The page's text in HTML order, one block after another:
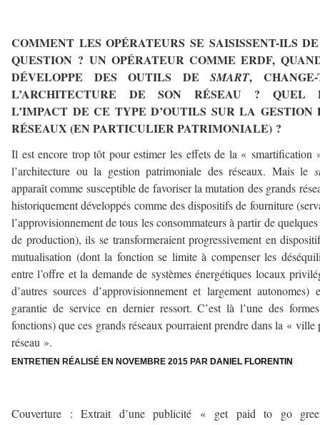
COMMENT LES OPÉRATEURS SE SAISISSENT-ILS
QUESTION ? UN OPÉRATEUR COMME ERDF,
DÉVELOPPE DES OUTILS DESMART,
L’ARCHITECTURE DE SON RÉSEAU ? QUEL
L’IMPACT DE CE TYPE D’OUTILS SUR LA GESTION
RÉSEAUX (EN PARTICULIER PATRIMONIALE) ?
Il est encore trop tôt pour estimer les effets de la « smartification
l’architecture ou la gestion patrimoniale des réseaux. Mais le
apparaît comme susceptible de favoriser la mutation des grands
historiquement développés comme des dispositifs de fourniture
l’approvisionnement de tous les consommateurs à partir de quelques
de production), ils se transformeraient progressivement en
mutualisation (dont la fonction se limite à compenser les
entre l’offre et la demande de systèmes énergétiques locaux
d’autres sources d’approvisionnement et largement autonomes)
garantie de service en dernier ressort. C’est là l’une des
fonctions) que ces grands réseaux pourraient prendre dans la « ville
réseau ».
ENTRETIEN RÉALISÉ EN NOVEMBRE 2015 PAR DANIEL FLORENTIN
Couverture : Extrait d’une publicité « get paid to go